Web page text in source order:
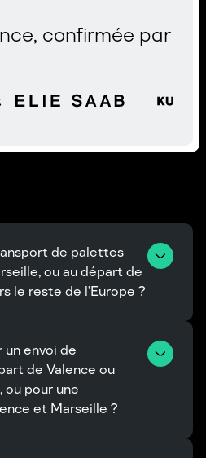
confirmée par
de palettes
ou au départ de
le reste de l’Europe ?
envoi de
de Valence ou
ou pour une
et Marseille ?